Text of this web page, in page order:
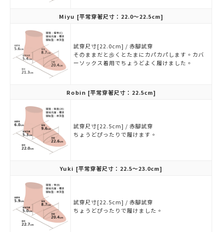
Miyu [平常穿著尺寸：22.0～22.5cm]
試穿尺寸[22.0cm] / 赤腳試穿
そのままだと歩くとたまにカパカパします。カバ
ーソックス着用でちょうどよく履けました。
Robin [平常穿著尺寸：22.5cm]
試穿尺寸[22.5cm] / 赤腳試穿
ちょうどぴったりで履けます。
Yuki [平常穿著尺寸：22.5～23.0cm]
試穿尺寸[22.5cm] / 赤腳試穿
ちょうどぴったりで履けました。